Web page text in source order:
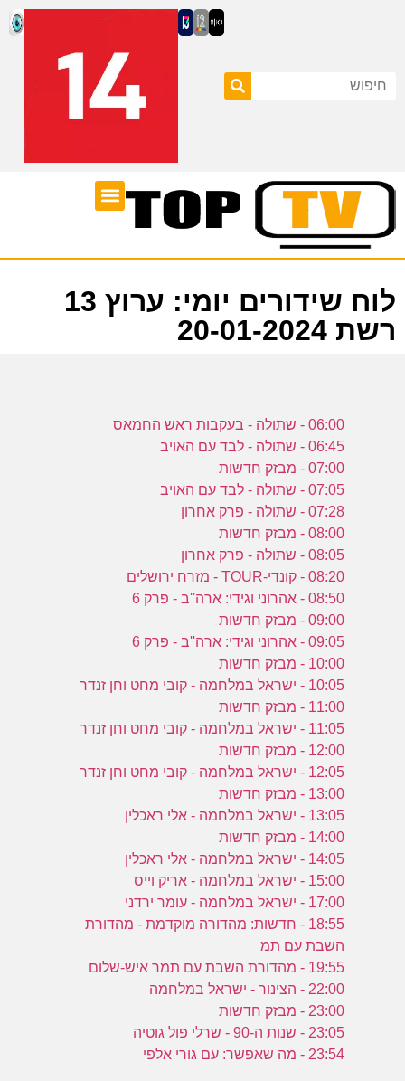
לוח שידורים יומי: ערוץ 13
רשת 20-01-2024
06:00 - שתולה - בעקבות ראש החמאס
06:45 - שתולה - לבד עם האויב
07:00 - מבזק חדשות
07:05 - שתולה - לבד עם האויב
07:28 - שתולה - פרק אחרון
08:00 - מבזק חדשות
08:05 - שתולה - פרק אחרון
08:20 - קונדי-TOUR - מזרח ירושלים
08:50 - אהרוני וגידי: ארה''ב - פרק 6
09:00 - מבזק חדשות
09:05 - אהרוני וגידי: ארה''ב - פרק 6
10:00 - מבזק חדשות
10:05 - ישראל במלחמה - קובי מחט וחן זנדר
11:00 - מבזק חדשות
11:05 - ישראל במלחמה - קובי מחט וחן זנדר
12:00 - מבזק חדשות
12:05 - ישראל במלחמה - קובי מחט וחן זנדר
13:00 - מבזק חדשות
13:05 - ישראל במלחמה - אלי ראכלין
14:00 - מבזק חדשות
14:05 - ישראל במלחמה - אלי ראכלין
15:00 - ישראל במלחמה - אריק וייס
17:00 - ישראל במלחמה - עומר ירדני
18:55 - חדשות: מהדורה מוקדמת - מהדורת
השבת עם תמ
19:55 - מהדורת השבת עם תמר איש-שלום
22:00 - הצינור - ישראל במלחמה
23:00 - מבזק חדשות
23:05 - שנות ה-90 - שרלי פול גוטיה
23:54 - מה שאפשר: עם גורי אלפי